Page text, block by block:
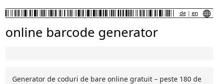
de| en
online barcode generator
Generator de coduri de bare online gratuit – peste 180 de